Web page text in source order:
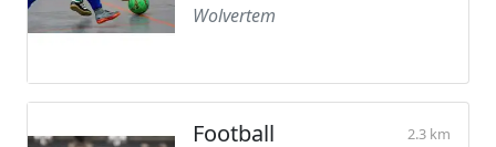
Wolvertem
Football 2.3 km